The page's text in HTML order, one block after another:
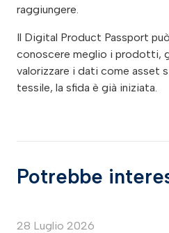
raggiungere.
Il Digital Product Passport
conoscere meglio i prodotti,
valorizzare i dati come asset
tessile, la sfida è già iniziata.
Potrebbe
28 Luglio 2026